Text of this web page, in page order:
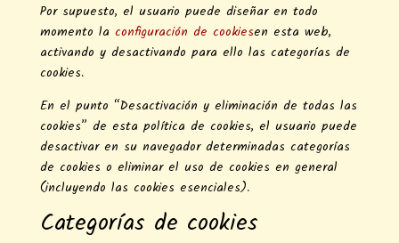
Por supuesto, el usuario puede diseñar en todo
momento la configuración de cookiesen esta web,
activando y desactivando para ello las categorías de
cookies.
En el punto “Desactivación y eliminación de todas las
cookies” de esta política de cookies, el usuario puede
desactivar en su navegador determinadas categorías
de cookies o eliminar el uso de cookies en general
(incluyendo las cookies esenciales).
Categorías de cookies